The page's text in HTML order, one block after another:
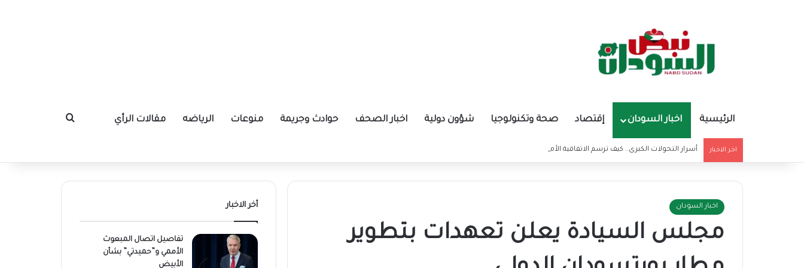
الرئيسية اخبار السودان إقتصاد صحة وتكنولوجيا شؤون دولية اخبار الصحف حوادث وجريمة منوعات الرياضه مقالات الرأي بحث عن
اخر الاخبار أسرار التحولات الكبرى.. كيف ترسم الاتفاقية الأمريكية الإيرانية موازين القوى بالمنطقة؟
اخبار السودان
مجلس السيادة يعلن تعهدات بتطوير
أخر الاخبار
تفاصيل اتصال المبعوث
الأممي و”حميدتي” بشأن
الأبيض